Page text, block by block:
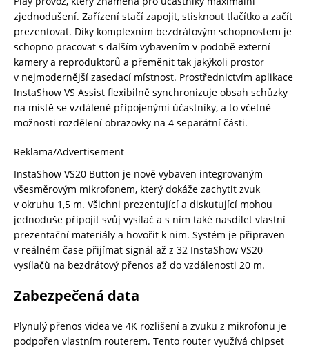
zjednodušení. Zařízení stačí zapojit, stisknout tlačítko a začít
prezentovat. Díky komplexním bezdrátovým schopnostem je
schopno pracovat s dalším vybavením v podobě externí
kamery a reproduktorů a přeměnit tak jakýkoli prostor
v nejmodernější zasedací místnost. Prostřednictvím aplikace
InstaShow VS Assist flexibilně synchronizuje obsah schůzky
na místě se vzdáleně připojenými účastníky, a to včetně
možnosti rozdělení obrazovky na 4 separátní části.
Reklama/Advertisement
InstaShow VS20 Button je nově vybaven integrovaným
všesměrovým mikrofonem, který dokáže zachytit zvuk
v okruhu 1,5 m. Všichni prezentující a diskutující mohou
jednoduše připojit svůj vysílač a s ním také nasdílet vlastní
prezentační materiály a hovořit k nim. Systém je připraven
v reálném čase přijímat signál až z 32 InstaShow VS20
vysílačů na bezdrátový přenos až do vzdálenosti 20 m.
Zabezpečená data
Plynulý přenos videa ve 4K rozlišení a zvuku z mikrofonu je
podpořen vlastním routerem. Tento router využívá chipset